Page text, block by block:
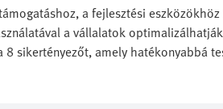
a fejlesztési
a vállalatok
sikertényezőt, amely hatékonyabbá